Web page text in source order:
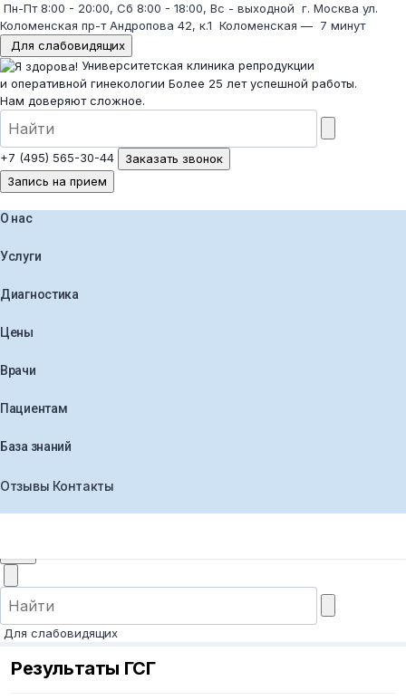
Пн-Пт 8:00 - 20:00, Сб 8:00 - 18:00, Вс - выходной г. Москва ул.
Коломенская пр-т Андропова 42, к.1 Коломенская — 7 минут
Для слабовидящих
Университетская клиника репродукции
и оперативной гинекологии Более 25 лет успешной работы.
Нам доверяют сложное.
+7 (495) 565-30-44
Заказать звонок
Запись на прием
О нас
Услуги
Диагностика
Цены
Врачи
Пациентам
База знаний
Отзывы Контакты
Для слабовидящих
Результаты ГСГ